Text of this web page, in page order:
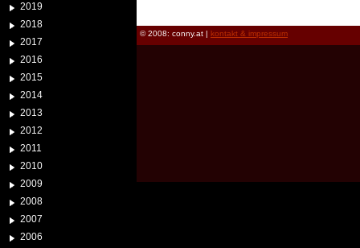
2019
2018
2017
2016
2015
2014
2013
2012
2011
2010
2009
2008
2007
2006
© 2008: conny.at | kontakt & impressum